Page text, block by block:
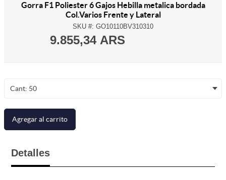
Gorra F1 Poliester 6 Gajos Hebilla metalica bordada
Col.Varios Frente y Lateral
SKU #: GO10110BV310310
9.855,34 ARS
Cant: 50
Agregar al carrito
Detalles